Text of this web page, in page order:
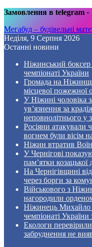
Замовлення в telegram -
Мегабуд – будівельні
Неділя, 9 Серпня 2026
Останні новини
Ніжинський
чемпіонаті України
Громада на
місцевої пожежної
У Ніжині чоловіка
ув’язнення за
неповнолітнього у
Росіяни атакували
вогнем були вісім
Ніжин втратив
У Чернігові
пам’ятки козацької
На Чернігівщині
через борги за
Військового з
нагородили
Ніжинець Михайло
чемпіонаті України
Екологи
забруднення не